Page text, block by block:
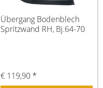
Übergang Bodenblech
Spritzwand RH, Bj.64-70
€ 119,90 *